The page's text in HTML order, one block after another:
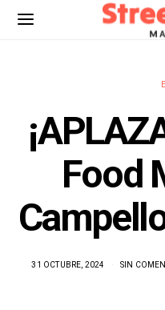
Food
31 OCTUBRE, 2024 SIN